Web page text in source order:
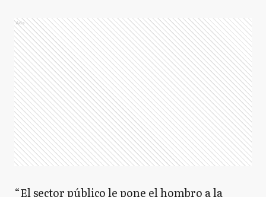
Ads
“El sector público le pone el hombro a la